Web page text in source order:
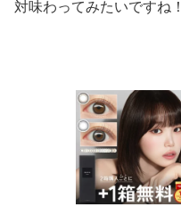
対味わってみたいですね！